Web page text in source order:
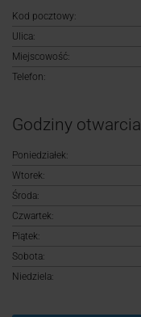
Kod pocztowy:
Ulica:
Miejscowość:
Telefon:
Godziny otwarcia
Poniedziałek:
Wtorek:
Środa:
Czwartek:
Piątek:
Sobota:
Niedziela: